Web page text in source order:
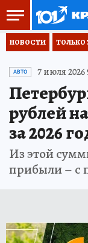
НОВОСТИ ТОЛЬКО
АВТО 7 июля 2026
рублей
за 2026
Из этой
прибыли – с